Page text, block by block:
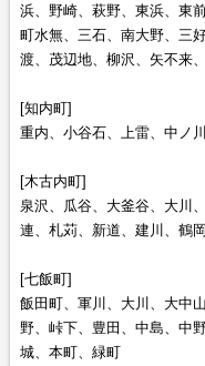
浜、野崎、萩野、東浜、東
町水無、三石、南大野、三
渡、茂辺地、柳沢、矢不来、
[知内町]
重内、小谷石、上雷、中ノ
[木古内町]
泉沢、瓜谷、大釜谷、大川
連、札苅、新道、建川、鶴
[七飯町]
飯田町、軍川、大川、大中
野、峠下、豊田、中島、中
城、本町、緑町